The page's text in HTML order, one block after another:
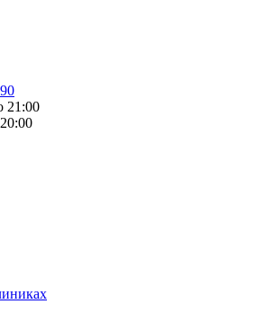
21:00